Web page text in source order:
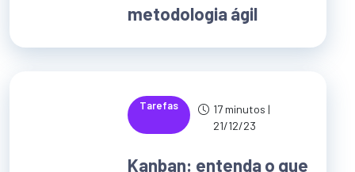
metodologia ágil
Tarefas
17 minutos |
21/12/23
Kanban: entenda o que